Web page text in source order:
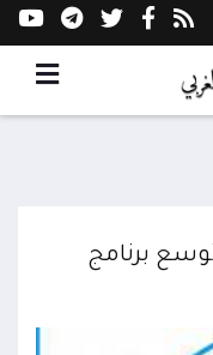
برنامج